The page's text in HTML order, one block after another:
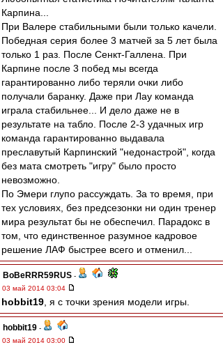
Карпина...
При Валере стабильными были только качели.
Победная серия более 3 матчей за 5 лет была
только 1 раз. После Сенкт-Галлена. При
Карпине после 3 побед мы всегда
гарантированно либо теряли очки либо
получали баранку. Даже при Лау команда
играла стабильнее... И дело даже не в
результате на табло. После 2-3 удачных игр
команда гарантированно выдавала
преславутый Карпинский "недонастрой", когда
без мата смотреть "игру" было просто
невозможно.
По Эмери глупо рассуждать. За то время, при
тех условиях, без предсезонки ни один тренер
мира результат бы не обеспечил. Парадокс в
том, что единственное разумное кадровое
решение ЛАФ быстрее всего и отменил...
BoBeRRR59RUS -
03 май 2014 03:04
hobbit19 , я с точки зрения модели игры.
hobbit19 -
03 май 2014 03:00